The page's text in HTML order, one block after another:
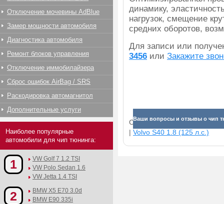
динамику,
нагрузок, смещение
средних оборотов,
Для записи или
3456 или Закажите
Ваши вопросы и отзывы о чип
Смотрите прибавки для
| Volvo S40 1.8 (125 л.с.)
Отключение мочевины AdBlue
Замер мощности автомобиля
Диагностика автомобиля
Ремонт блоков управления
Отключение иммобилайзера
Сброс ошибок AirBag / SRS
Раскодировка автомагнитол
Дополнительные услуги
Наиболее популярные
автомобили для чип тюнинга:
1
VW Golf 7 1.2 TSI
VW Polo Sedan 1.6
VW Jetta 1.4 TSI
2
BMW X5 E70 3.0d
BMW E90 335i